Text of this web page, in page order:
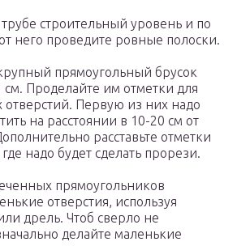
строительный уровень и по
него проведите ровные полоски.
прямоугольный брусок
Проделайте им отметки для
Первую из них надо
на расстоянии в 10-20 см от
расставьте отметки
где надо будет сделать прорези.
прямоугольников
отверстия, используя
дрель. Чтоб сверло не
делайте маленькие